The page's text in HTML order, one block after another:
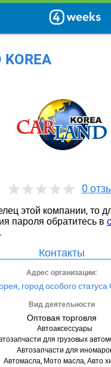
KOREA
0
этой компании, то
пароля обратитесь в
.
Контакты
Адрес организации:
город особого
Вид деятельности
Оптовая торговля
Автоаксессуары
для грузовых
Автозапчасти для
Автомасла, Мото масла, Авто